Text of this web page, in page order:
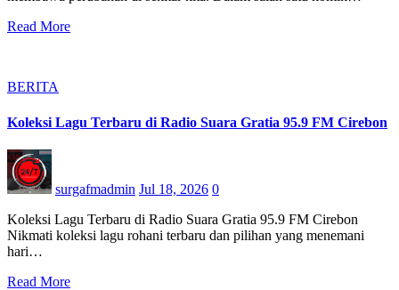
Read More
BERITA
Koleksi Lagu Terbaru di Radio Suara Gratia 95.9 FM Cirebon
surgafmadmin Jul 18, 2026 0
Koleksi Lagu Terbaru di Radio Suara Gratia 95.9 FM Cirebon
Nikmati koleksi lagu rohani terbaru dan pilihan yang menemani
hari…
Read More